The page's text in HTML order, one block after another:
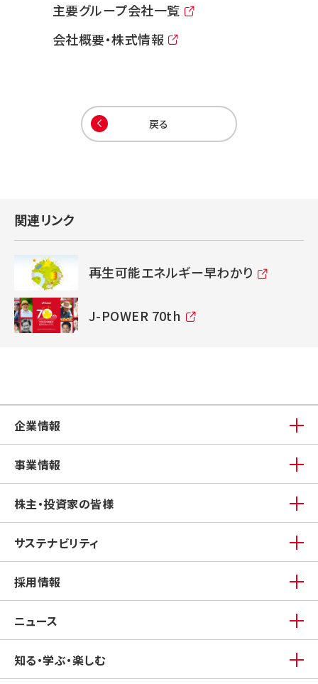
主要グループ会社一覧
会社概要・株式情報
戻る
関連リンク
再生可能エネルギー早わかり
J-POWER 70th
企業情報
事業情報
株主・投資家の皆様
サステナビリティ
採用情報
ニュース
知る・学ぶ・楽しむ